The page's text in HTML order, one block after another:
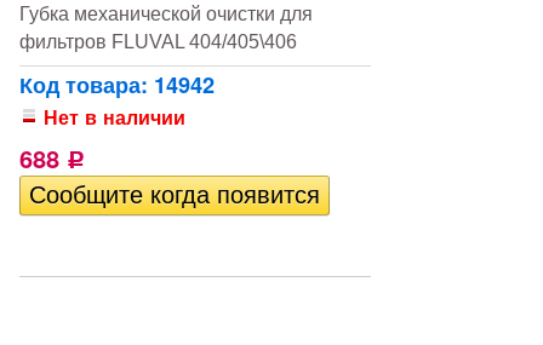
Губка механической очистки для
фильтров FLUVAL 404/405\406
Код товара: 14942
Нет в наличии
688 Р